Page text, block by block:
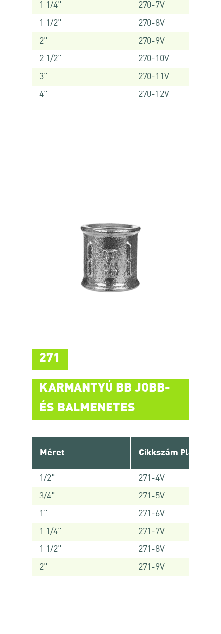
1 1/4"
270-7V
1 1/2"
270-8V
2"
270-9V
2 1/2"
270-10V
3"
270-11V
4"
270-12V
271
KARMANTYÚ BB JOBB-
ÉS BALMENETES
Méret Cikkszám Platinum
1/2"
271-4V
3/4"
271-5V
1"
271-6V
1 1/4"
271-7V
1 1/2"
271-8V
2"
271-9V